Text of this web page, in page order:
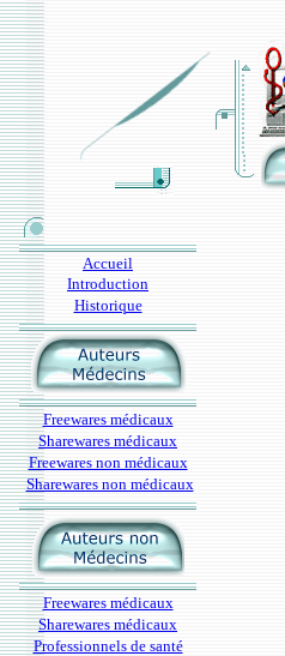
Accueil
Introduction
Historique
Freewares médicaux
Sharewares médicaux
Freewares non médicaux
Sharewares non médicaux
Freewares médicaux
Sharewares médicaux
Professionnels de santé